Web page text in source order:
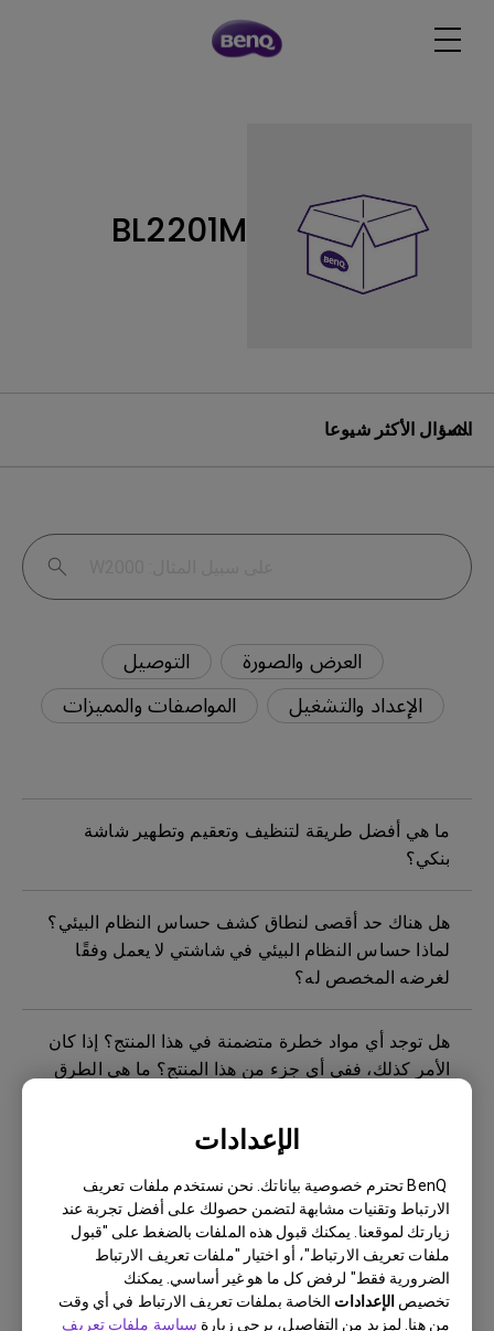
الإعدادات
BenQ تحترم خصوصية بياناتك. نحن نستخدم ملفات تعريف
الارتباط وتقنيات مشابهة لتضمن حصولك على أفضل تجربة عند
زيارتك لموقعنا. يمكنك قبول هذه الملفات بالضغط على "قبول
ملفات تعريف الارتباط"، أو اختيار "ملفات تعريف الارتباط
الضرورية فقط" لرفض كل ما هو غير أساسي. يمكنك
تخصيص الإعدادات الخاصة بملفات تعريف الارتباط في أي وقت
من هنا. لمزيد من التفاصيل، يرجى زيارة سياسة ملفات تعريف
BL2201M
السؤال الأكثر شيوعا
العرض والصورة
التوصيل
الإعداد والتشغيل
المواصفات والمميزات
ما هي أفضل طريقة لتنظيف وتعقيم وتطهير شاشة
بنكي؟
هل هناك حد أقصى لنطاق كشف حساس النظام البيئي؟
لماذا حساس النظام البيئي في شاشتي لا يعمل وفقًا
لغرضه المخصص له؟
هل توجد أي مواد خطرة متضمنة في هذا المنتج؟ إذا كان
الأمر كذلك، ففي أي جزء من هذا المنتج؟ ما هي الطرق
ماذا يعني ثبات الصورة وكيفية تجنبها أو التخلص منها؟
هل تستخدم شاشة بينكيو إضاءة LED بمجموعة كاملة أو
إضاءة LED من الحافة؟